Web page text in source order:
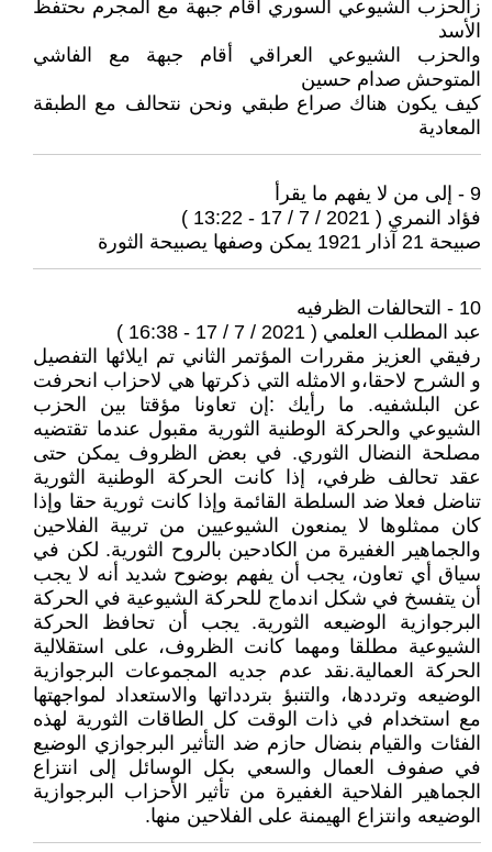
زالحزب الشيوعي السوري أقام جبهة مع المجرم ىحتفظ
الأسد
والحزب الشيوعي العراقي أقام جبهة مع الفاشي
المتوحش صدام حسين
كيف يكون هناك صراع طبقي ونحن نتحالف مع الطبقة
المعادية
9 - إلى من لا يفهم ما يقرأ
فؤاد النمري ( 2021 / 7 / 17 - 13:22 )
صبيحة 21 آذار 1921 يمكن وصفها يصبيحة الثورة
10 - التحالفات الظرفيه
عبد المطلب العلمي ( 2021 / 7 / 17 - 16:38 )
رفيقي العزيز مقررات المؤتمر الثاني تم ايلائها التفصيل
و الشرح لاحقا،و الامثله التي ذكرتها هي لاحزاب انحرفت
عن البلشفيه. ما رأيك :إن تعاونا مؤقتا بين الحزب
الشيوعي والحركة الوطنية الثورية مقبول عندما تقتضيه
مصلحة النضال الثوري. في بعض الظروف يمكن حتى
عقد تحالف ظرفي، إذا كانت الحركة الوطنية الثورية
تناضل فعلا ضد السلطة القائمة وإذا كانت ثورية حقا وإذا
كان ممثلوها لا يمنعون الشيوعيين من تربية الفلاحين
والجماهير الغفيرة من الكادحين بالروح الثورية. لكن في
سياق أي تعاون، يجب أن يفهم بوضوح شديد أنه لا يجب
أن يتفسخ في شكل اندماج للحركة الشيوعية في الحركة
البرجوازية الوضيعه الثورية. يجب أن تحافظ الحركة
الشيوعية مطلقا ومهما كانت الظروف، على استقلالية
الحركة العمالية.نقد عدم جديه المجموعات البرجوازية
الوضيعه وترددها، والتنبؤ بتردداتها والاستعداد لمواجهتها
مع استخدام في ذات الوقت كل الطاقات الثورية لهذه
الفئات والقيام بنضال حازم ضد التأثير البرجوازي الوضيع
في صفوف العمال والسعي بكل الوسائل إلى انتزاع
الجماهير الفلاحية الغفيرة من تأثير الأحزاب البرجوازية
الوضيعه وانتزاع الهيمنة على الفلاحين منها.